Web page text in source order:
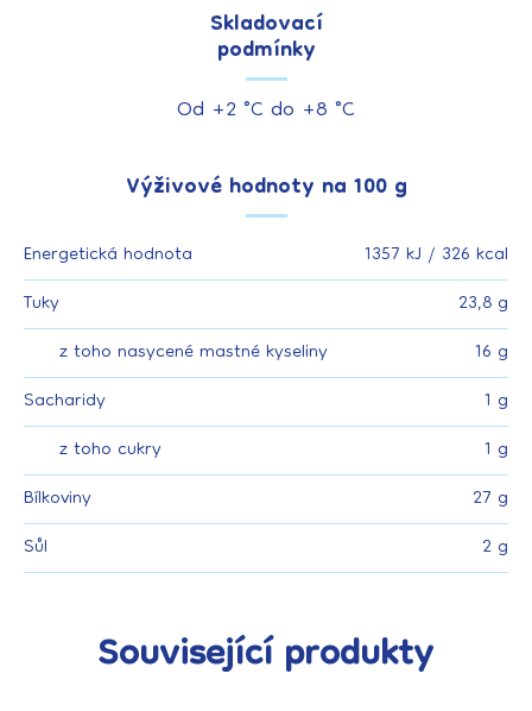
Skladovací
podmínky
Od +2 °C do +8 °C
Výživové hodnoty na 100 g
Energetická hodnota
1357 kJ / 326 kcal
Tuky
23,8 g
z toho nasycené mastné kyseliny
16 g
Sacharidy
1 g
z toho cukry
1 g
Bílkoviny
27 g
Sůl
2 g
Související produkty